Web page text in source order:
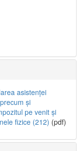
asistenței
și
pe venit și
fizice (212) (pdf)